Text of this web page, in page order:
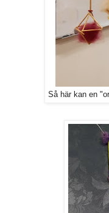
Så här kan en